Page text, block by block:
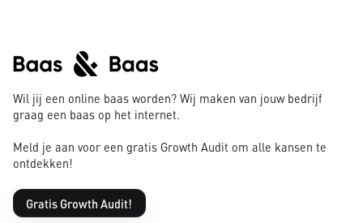
Wil jij een online baas worden? Wij maken van jouw bedrijf
graag een baas op het internet.
Meld je aan voor een gratis Growth Audit om alle kansen te
ontdekken!
Gratis Growth Audit!